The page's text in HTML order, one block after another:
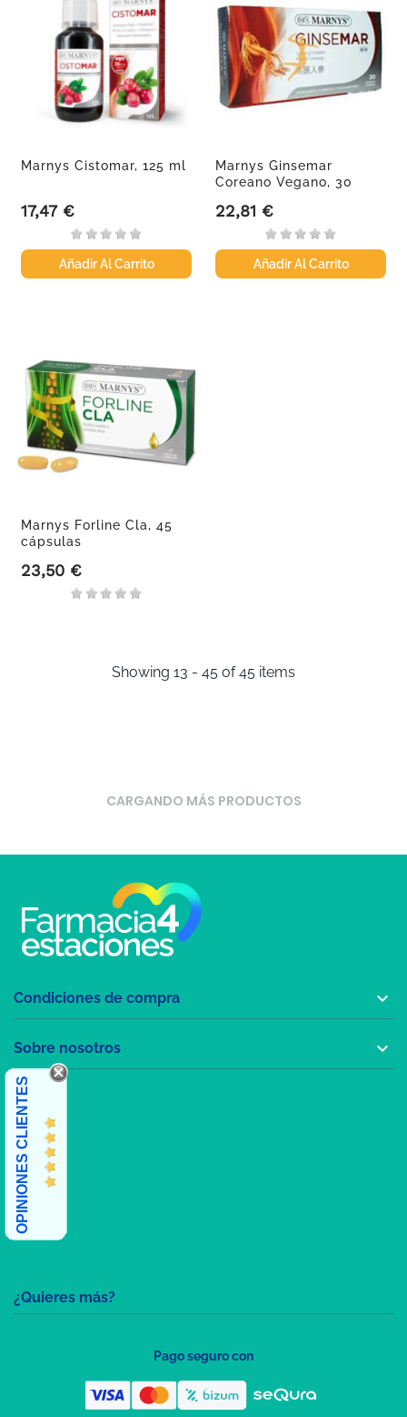
Marnys Cistomar, 125 ml
Precio
17,47 €
Añadir Al Carrito
Marnys Ginsemar
Coreano Vegano, 30
Precio
22,81 €
Añadir Al Carrito
Marnys Forline Cla, 45
cápsulas
Precio
23,50 €
Showing 13 - 45 of 45 items
CARGANDO MÁS PRODUCTOS
¿Quieres más?
Condiciones de compra 
Sobre nosotros 
OPINIONES CLIENTES
Pago seguro con